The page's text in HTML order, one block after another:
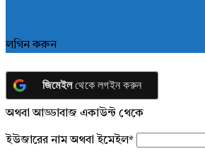
লগিন করুন
জিমেইলথেকে লগইন করুন
অথবা আড্ডাবাজ একাউন্ট থেকে
ইউজারের নাম অথবা ইমেইল*